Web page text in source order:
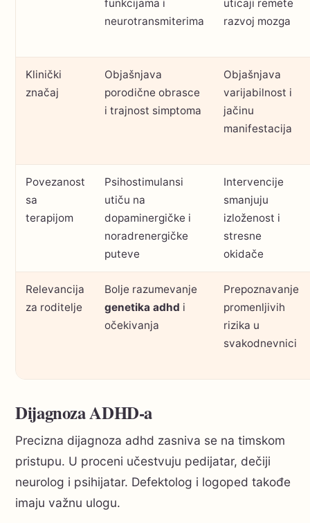
funkcijama i
neurotransmiterima
uticaji remete
razvoj mozga
Klinički
značaj
Objašnjava
porodične obrasce
i trajnost simptoma
Objašnjava
varijabilnost i
jačinu
manifestacija
Povezanost
sa
terapijom
Psihostimulansi
utiču na
dopaminergičke i
noradrenergičke
puteve
Intervencije
smanjuju
izloženost i
stresne
okidače
Relevancija
za roditelje
Bolje razumevanje
genetika adhd i
očekivanja
Prepoznavanje
promenljivih
rizika u
svakodnevnici
Dijagnoza ADHD-a
Precizna dijagnoza adhd zasniva se na timskom
pristupu. U proceni učestvuju pedijatar, dečiji
neurolog i psihijatar. Defektolog i logoped takođe
imaju važnu ulogu.